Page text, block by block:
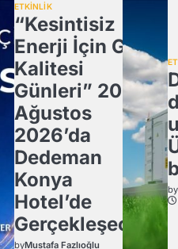
ETKİNLİK
“Kesintisiz
Enerji İçin Güç
Kalitesi
Günleri” 20
Ağustos
2026’da
Dedeman
Konya
Hotel’de
Gerçekleşecek
byMustafa Fazlıoğlu
by